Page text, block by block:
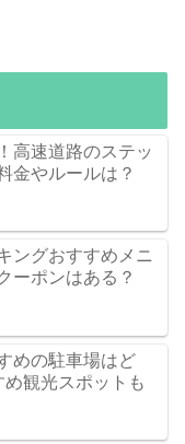
高速道路のステッ
金やルールは？
ングおすすめメニ
ーポンはある？
めの駐車場はど
観光スポットも